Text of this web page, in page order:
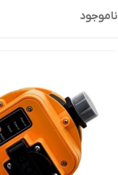
ناموجود